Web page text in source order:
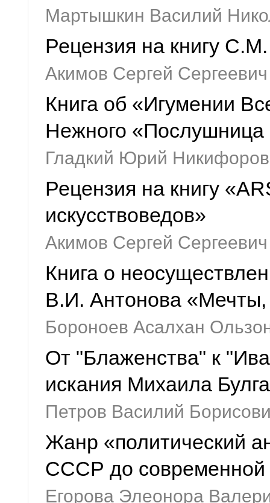
Мартышкин Василий
Рецензия на книгу
Акимов Сергей Сергеевич
Книга об «Игумении
Нежного
Гладкий Юрий
Рецензия на книгу
искусствоведов»
Акимов Сергей Сергеевич
Книга о
В.И. Антонова «Мечты,
Бороноев Асалхан
От "Блаженства" к
искания Михаила
Петров Василий
Жанр «политический
СССР до современной
Егорова Элеонора